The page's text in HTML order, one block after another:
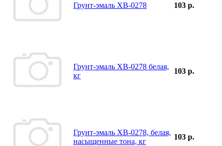
Грунт-эмаль ХВ-0278 103 р.
Грунт-эмаль ХВ-0278 белая,
кг
103 р.
Грунт-эмаль ХВ-0278, белая,
насыщенные тона, кг
103 р.